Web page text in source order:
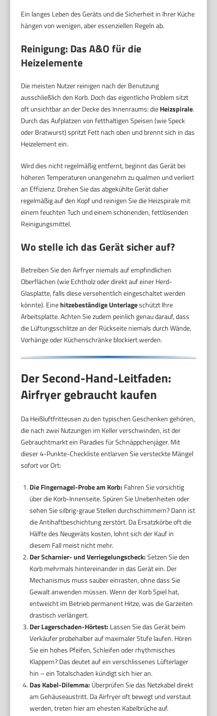
Ein langes Leben des Geräts und die Sicherheit in Ihrer Küche
hängen von wenigen, aber essenziellen Regeln ab.
Reinigung: Das A&O für die
Heizelemente
Die meisten Nutzer reinigen nach der Benutzung
ausschließlich den Korb. Doch das eigentliche Problem sitzt
oft unsichtbar an der Decke des Innenraums: dieHeizspirale.
Durch das Aufplatzen von fetthaltigen Speisen (wie Speck
oder Bratwurst) spritzt Fett nach oben und brennt sich in das
Heizelement ein.
Wird dies nicht regelmäßig entfernt, beginnt das Gerät bei
höheren Temperaturen unangenehm zu qualmen und verliert
an Effizienz. Drehen Sie das abgekühlte Gerät daher
regelmäßig auf den Kopf und reinigen Sie die Heizspirale mit
einem feuchten Tuch und einem schonenden, fettlösenden
Reinigungsmittel.
Wo stelle ich das Gerät sicher auf?
Betreiben Sie den Airfryer niemals auf empfindlichen
Oberflächen (wie Echtholz oder direkt auf einer Herd-
Glasplatte, falls diese versehentlich eingeschaltet werden
könnte). Einehitzebeständige Unterlageschützt Ihre
Arbeitsplatte. Achten Sie zudem peinlich genau darauf, dass
die Lüftungsschlitze an der Rückseite niemals durch Wände,
Vorhänge oder Küchenschränke blockiert werden.
Der Second-Hand-Leitfaden:
Airfryer gebraucht kaufen
Da Heißluftfritteusen zu den typischen Geschenken gehören,
die nach zwei Nutzungen im Keller verschwinden, ist der
Gebrauchtmarkt ein Paradies für Schnäppchenjäger. Mit
dieser 4-Punkte-Checkliste entlarven Sie versteckte Mängel
sofort vor Ort:
Die Fingernagel-Probe am Korb: Fahren Sie vorsichtig
über die Korb-Innenseite. Spüren Sie Unebenheiten oder
sehen Sie silbrig-graue Stellen durchschimmern? Dann ist
die Antihaftbeschichtung zerstört. Da Ersatzkörbe oft die
Hälfte des Neugeräts kosten, lohnt sich der Kauf in
diesem Fall meist nicht mehr.
Der Scharnier- und Verriegelungscheck:Setzen Sie den
Korb mehrmals hintereinander in das Gerät ein. Der
Mechanismus muss sauber einrasten, ohne dass Sie
Gewalt anwenden müssen. Wenn der Korb Spiel hat,
entweicht im Betrieb permanent Hitze, was die Garzeiten
drastisch verlängert.
Der Lagerschaden-Hörtest: Lassen Sie das Gerät beim
Verkäufer probehalber auf maximaler Stufe laufen. Hören
Sie ein hohes Pfeifen, Schleifen oder rhythmisches
Klappern? Das deutet auf ein verschlissenes Lüfterlager
hin – ein Totalschaden kündigt sich hier an.
Das Kabel-Dilemma: Überprüfen Sie das Netzkabel direkt
am Gehäuseaustritt. Da Airfryer oft bewegt und verstaut
werden, treten hier am ehesten Kabelbrüche auf.